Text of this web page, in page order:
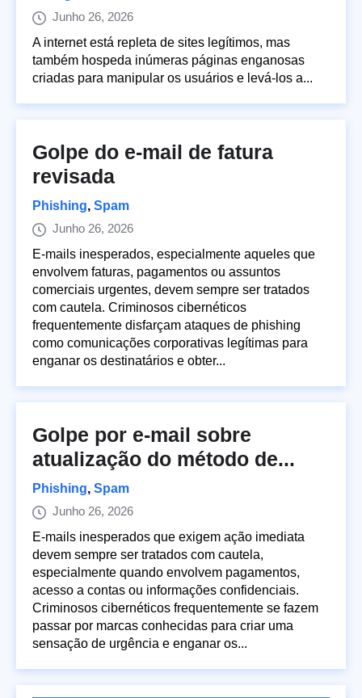
Junho 26, 2026
A internet está repleta de sites legítimos, mas
também hospeda inúmeras páginas enganosas
criadas para manipular os usuários e levá-los a...
Golpe do e-mail de fatura
revisada
Phishing, Spam
Junho 26, 2026
E-mails inesperados, especialmente aqueles que
envolvem faturas, pagamentos ou assuntos
comerciais urgentes, devem sempre ser tratados
com cautela. Criminosos cibernéticos
frequentemente disfarçam ataques de phishing
como comunicações corporativas legítimas para
enganar os destinatários e obter...
Golpe por e-mail sobre
atualização do método de...
Phishing, Spam
Junho 26, 2026
E-mails inesperados que exigem ação imediata
devem sempre ser tratados com cautela,
especialmente quando envolvem pagamentos,
acesso a contas ou informações confidenciais.
Criminosos cibernéticos frequentemente se fazem
passar por marcas conhecidas para criar uma
sensação de urgência e enganar os...